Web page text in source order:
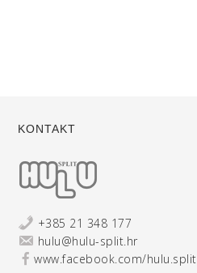
KONTAKT
+385 21 348 177
hulu@hulu-split.hr
www.facebook.com/hulu.split